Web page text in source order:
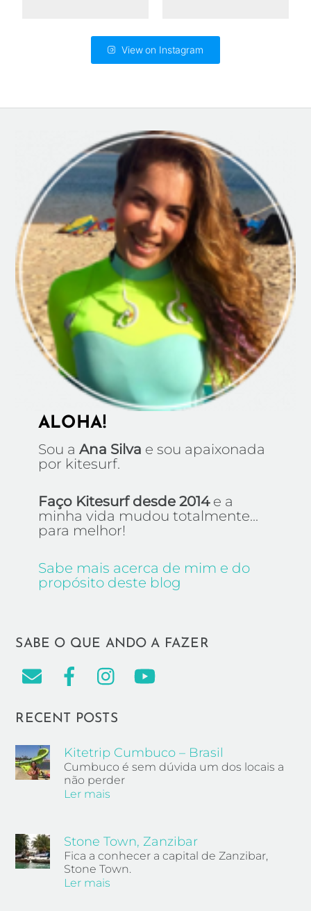
View on Instagram
ALOHA!
Sou a Ana Silva e sou apaixonada
por kitesurf.
Faço Kitesurf desde 2014e a
minha vida mudou totalmente...
para melhor!
Sabe mais acerca de mim e do
propósito deste blog
SABE O QUE ANDO A FAZER
RECENT POSTS
Kitetrip Cumbuco – Brasil
Cumbuco é sem dúvida um dos locais a
não perder
Ler mais
Stone Town, Zanzibar
Fica a conhecer a capital de Zanzibar,
Stone Town.
Ler mais